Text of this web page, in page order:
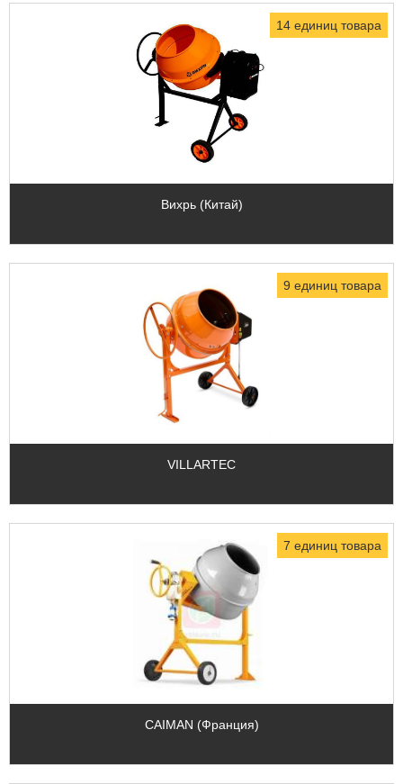
14 единиц товара
Вихрь (Китай)
9 единиц товара
VILLARTEC
7 единиц товара
CAIMAN (Франция)